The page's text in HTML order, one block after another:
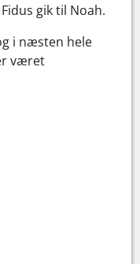
gik til Noah.
i næsten hele
været